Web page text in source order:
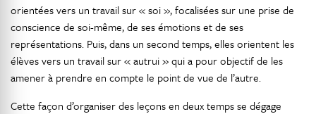
orientées vers un travail sur « soi », focalisées sur une prise de
conscience de soi-même, de ses émotions et de ses
représentations. Puis, dans un second temps, elles orientent les
élèves vers un travail sur « autrui » qui a pour objectif de les
amener à prendre en compte le point de vue de l’autre.
Cette façon d’organiser des leçons en deux temps se dégage